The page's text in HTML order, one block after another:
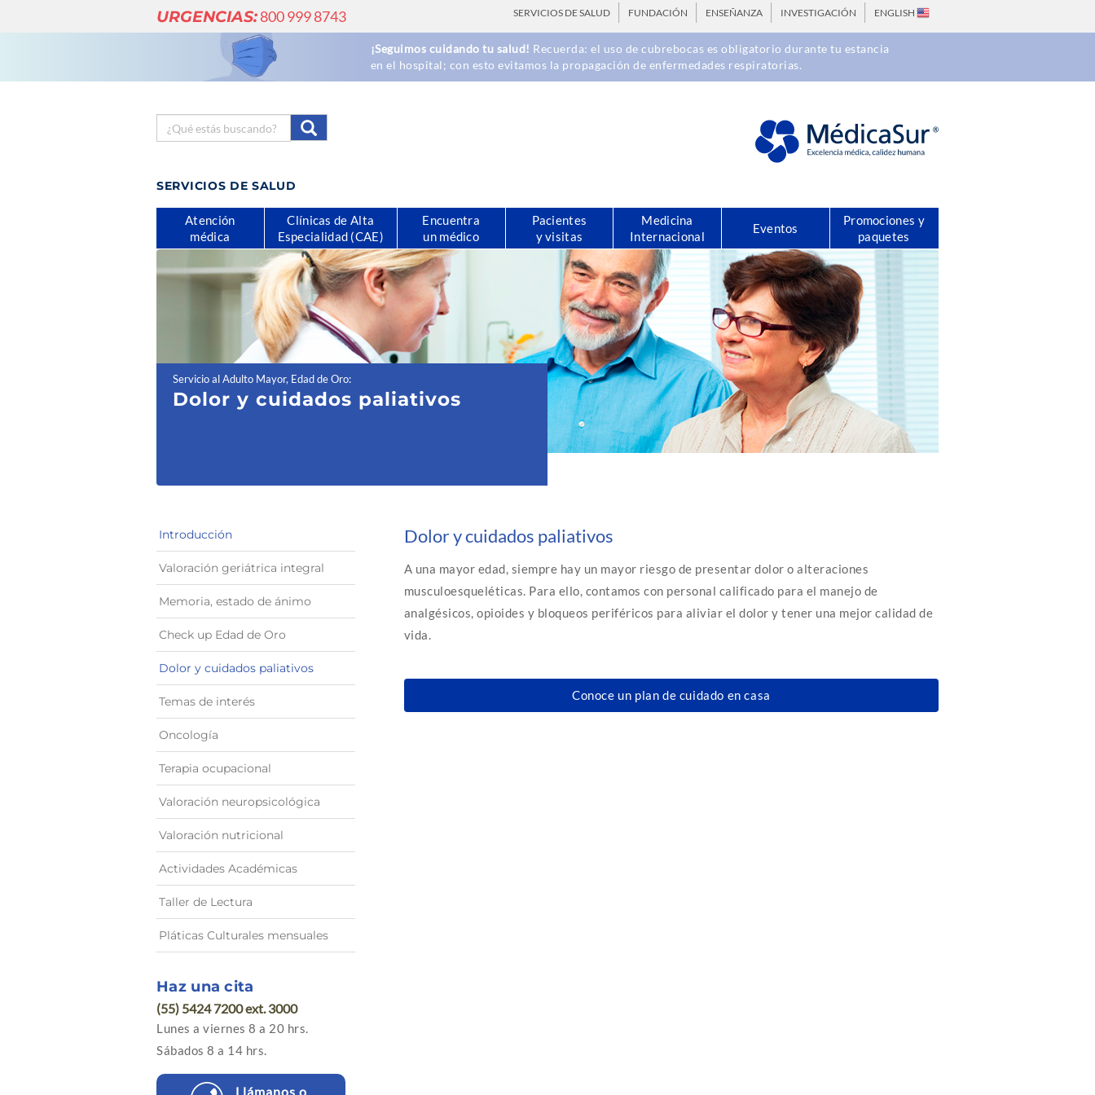
URGENCIAS:800 999 8743 SERVICIOS DE SALUD FUNDACIÓN ENSEÑANZA INVESTIGACIÓN ENGLISH
¡Seguimos cuidando tu salud! Recuerda: el uso de cubrebocas es obligatorio durante tu estancia
en el hospital; con esto evitamos la propagación de enfermedades respiratorias.
SERVICIOS DE SALUD
Atención
médica
Clínicas de Alta
Especialidad (CAE)
Encuentra
un médico
Pacientes
y visitas
Medicina
Internacional
Eventos
Promociones y
paquetes
Servicio al Adulto Mayor, Edad de Oro:
Dolor y cuidados paliativos
Dolor y cuidados paliativos
A una mayor edad, siempre hay un mayor riesgo de presentar dolor o alteraciones
musculoesqueléticas. Para ello, contamos con personal calificado para el manejo de
analgésicos, opioides y bloqueos periféricos para aliviar el dolor y tener una mejor calidad de
vida.
Conoce un plan de cuidado en casa
Introducción
Valoración geriátrica integral
Memoria, estado de ánimo
Check up Edad de Oro
Dolor y cuidados paliativos
Temas de interés
Oncología
Terapia ocupacional
Valoración neuropsicológica
Valoración nutricional
Actividades Académicas
Taller de Lectura
Pláticas Culturales mensuales
Haz una cita
(55) 5424 7200 ext. 3000
Lunes a viernes 8 a 20 hrs.
Sábados 8 a 14 hrs.
Llámanos o